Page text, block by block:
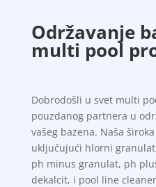
Održavanje
multi pool
Dobrodošli u svet multi
pouzdanog partnera u
vašeg bazena. Naša
uključujući hlorni
ph minus granulat, ph
dekalcit, i pool line